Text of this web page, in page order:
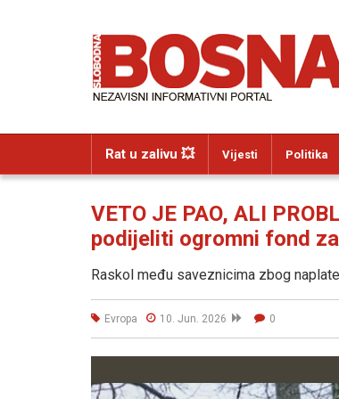
Rat u zalivu 💥 Vijesti Politika
VETO JE PAO, ALI
podijeliti ogromni fond
Raskol među saveznicima zbog
Evropa 10. Jun. 2026 0